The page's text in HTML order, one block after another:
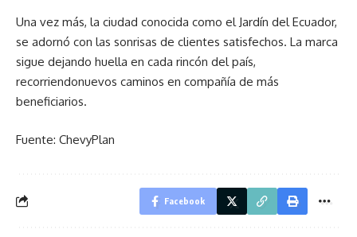
Una vez más, la ciudad conocida como el Jardín del Ecuador,
se adornó con las sonrisas de clientes satisfechos. La marca
sigue dejando huella en cada rincón del país,
recorriendonuevos caminos en compañía de más
beneficiarios.
Fuente: ChevyPlan
Facebook